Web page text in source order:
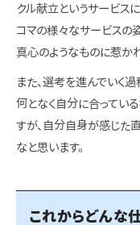
クル献立というサービス
コマの様々なサービスの
真心のようなものに惹か
また、選考を進んでいく
何となく自分に合ってい
すが、自分自身が感じた
なと思います。
これからどんな